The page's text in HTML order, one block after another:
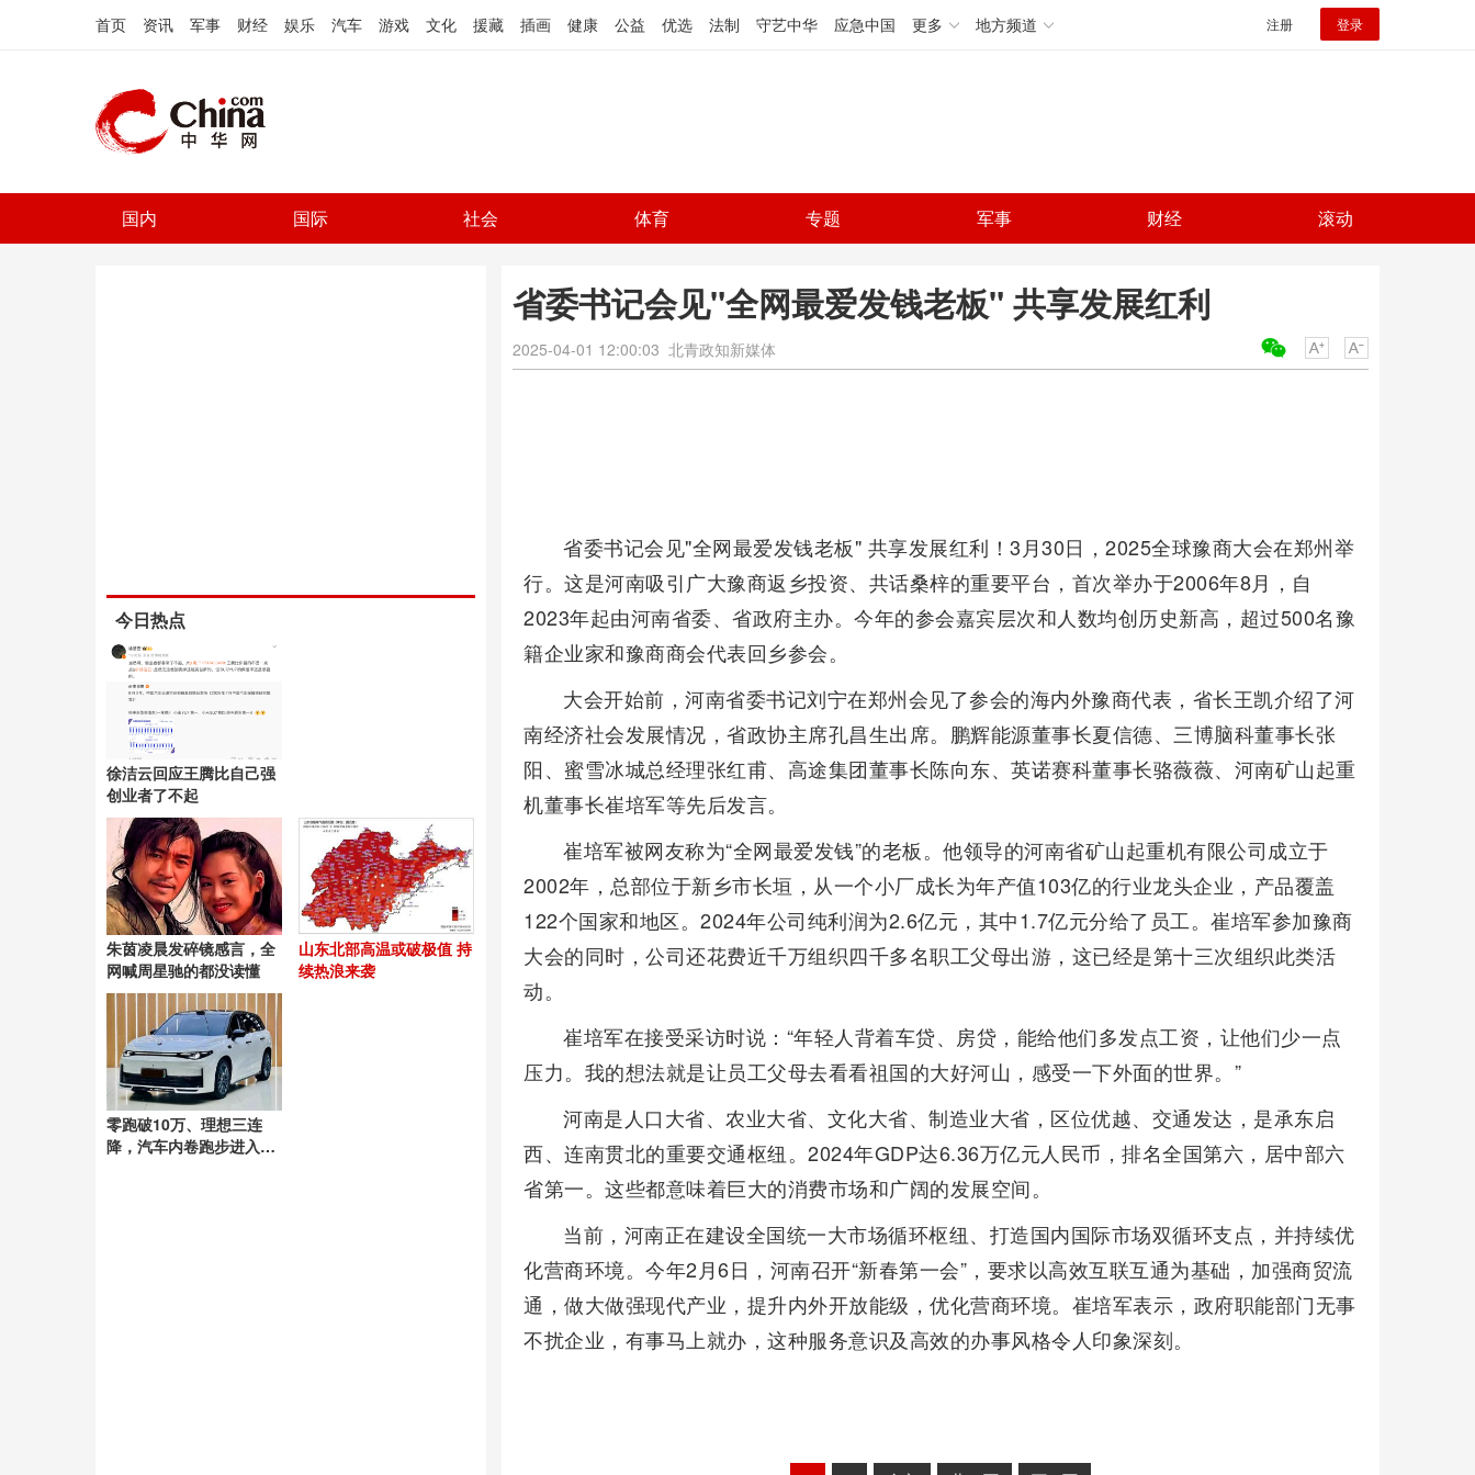
首页 资讯 军事 财经 娱乐 汽车 游戏 文化 援藏 插画 健康 公益 优选 法制 守艺中华 应急中国 更多 地方频道 注册 登录
国内 国际 社会 体育 专题 军事 财经 滚动
省委书记会见"全网最爱发钱老板" 共享发展红利
2025-04-01 12:00:03 北青政知新媒体
省委书记会见"全网最爱发钱老板" 共享发展红利！3月30日，2025全球豫商大会在郑州举
行。这是河南吸引广大豫商返乡投资、共话桑梓的重要平台，首次举办于2006年8月，自
2023年起由河南省委、省政府主办。今年的参会嘉宾层次和人数均创历史新高，超过500名豫
籍企业家和豫商商会代表回乡参会。
大会开始前，河南省委书记刘宁在郑州会见了参会的海内外豫商代表，省长王凯介绍了河
南经济社会发展情况，省政协主席孔昌生出席。鹏辉能源董事长夏信德、三博脑科董事长张
阳、蜜雪冰城总经理张红甫、高途集团董事长陈向东、英诺赛科董事长骆薇薇、河南矿山起重
机董事长崔培军等先后发言。
崔培军被网友称为“全网最爱发钱”的老板。他领导的河南省矿山起重机有限公司成立于
2002年，总部位于新乡市长垣，从一个小厂成长为年产值103亿的行业龙头企业，产品覆盖
122个国家和地区。2024年公司纯利润为2.6亿元，其中1.7亿元分给了员工。崔培军参加豫商
大会的同时，公司还花费近千万组织四千多名职工父母出游，这已经是第十三次组织此类活
动。
崔培军在接受采访时说：“年轻人背着车贷、房贷，能给他们多发点工资，让他们少一点
压力。我的想法就是让员工父母去看看祖国的大好河山，感受一下外面的世界。”
河南是人口大省、农业大省、文化大省、制造业大省，区位优越、交通发达，是承东启
西、连南贯北的重要交通枢纽。2024年GDP达6.36万亿元人民币，排名全国第六，居中部六
省第一。这些都意味着巨大的消费市场和广阔的发展空间。
当前，河南正在建设全国统一大市场循环枢纽、打造国内国际市场双循环支点，并持续优
化营商环境。今年2月6日，河南召开“新春第一会”，要求以高效互联互通为基础，加强商贸流
通，做大做强现代产业，提升内外开放能级，优化营商环境。崔培军表示，政府职能部门无事
不扰企业，有事马上就办，这种服务意识及高效的办事风格令人印象深刻。
今日热点
徐洁云回应王腾比自己强
创业者了不起
朱茵凌晨发碎镜感言，全
网喊周星驰的都没读懂
山东北部高温或破极值 持
续热浪来袭
零跑破10万、理想三连
降，汽车内卷跑步进入下